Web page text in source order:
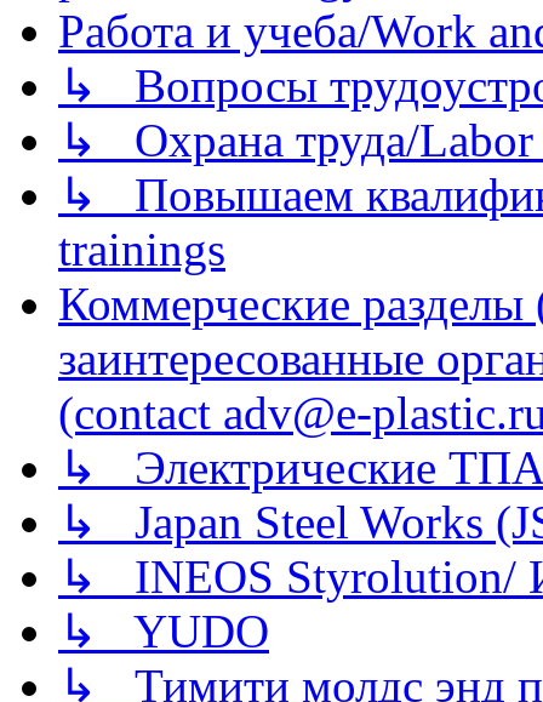
Работа и учеба/Work
↳ Вопросы
↳ Охрана труда/Labor
↳ Повышаем
trainings
Коммерческие
заинтересованные
(contact adv@e-
↳ Электрические
↳ Japan Steel Works
↳ INEOS
↳ YUDO
↳ Тимити молдс энд